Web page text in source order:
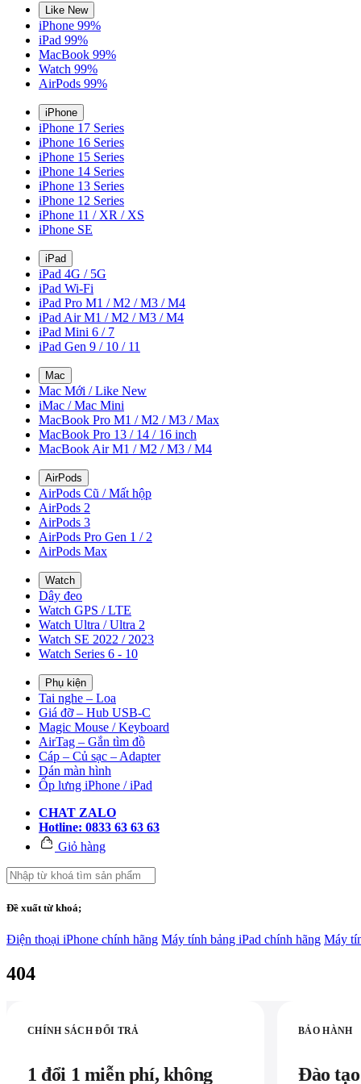
Like New
iPhone 99%
iPad 99%
MacBook 99%
Watch 99%
AirPods 99%
iPhone
iPhone 17 Series
iPhone 16 Series
iPhone 15 Series
iPhone 14 Series
iPhone 13 Series
iPhone 12 Series
iPhone 11 / XR / XS
iPhone SE
iPad
iPad 4G / 5G
iPad Wi-Fi
iPad Pro M1 / M2 / M3 / M4
iPad Air M1 / M2 / M3 / M4
iPad Mini 6 / 7
iPad Gen 9 / 10 / 11
Mac
Mac Mới / Like New
iMac / Mac Mini
MacBook Pro M1 / M2 / M3 / Max
MacBook Pro 13 / 14 / 16 inch
MacBook Air M1 / M2 / M3 / M4
AirPods
AirPods Cũ / Mất hộp
AirPods 2
AirPods 3
AirPods Pro Gen 1 / 2
AirPods Max
Watch
Dây đeo
Watch GPS / LTE
Watch Ultra / Ultra 2
Watch SE 2022 / 2023
Watch Series 6 - 10
Phụ kiện
Tai nghe – Loa
Giá đỡ – Hub USB-C
Magic Mouse / Keyboard
AirTag – Gắn tìm đồ
Cáp – Củ sạc – Adapter
Dán màn hình
Ốp lưng iPhone / iPad
CHAT ZALO
Hotline: 0833 63 63 63
Giỏ hàng
Đề xuất từ khoá;
Điện thoại iPhone chính hãng Máy tính bảng iPad chính hãng Máy
404
CHÍNH SÁCH ĐỔI TRẢ
1 đổi 1 miễn phí, không
BẢO HÀNH
Đào